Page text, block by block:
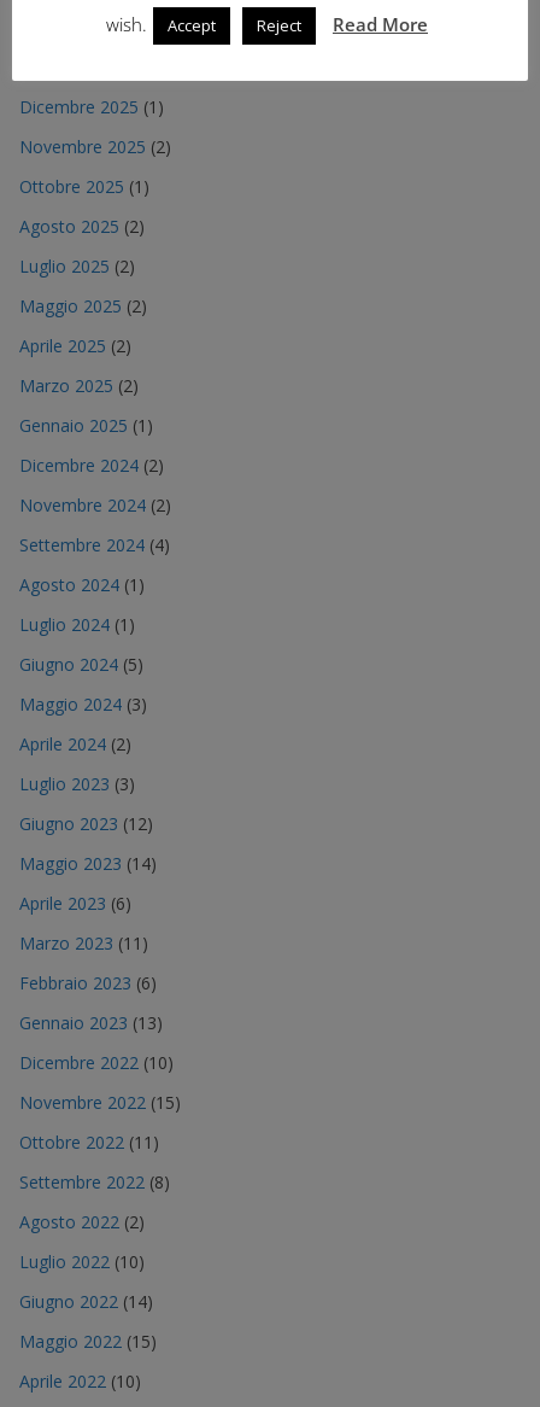
Marzo 2026(1)
Dicembre 2025 (1)
Novembre 2025 (2)
Ottobre 2025 (1)
Agosto 2025 (2)
Luglio 2025 (2)
Maggio 2025 (2)
Aprile 2025 (2)
Marzo 2025 (2)
Gennaio 2025 (1)
Dicembre 2024 (2)
Novembre 2024 (2)
Settembre 2024 (4)
Agosto 2024 (1)
Luglio 2024 (1)
Giugno 2024 (5)
Maggio 2024 (3)
Aprile 2024 (2)
Luglio 2023 (3)
Giugno 2023 (12)
Maggio 2023 (14)
Aprile 2023 (6)
Marzo 2023 (11)
Febbraio 2023 (6)
Gennaio 2023 (13)
Dicembre 2022 (10)
Novembre 2022 (15)
Ottobre 2022 (11)
Settembre 2022 (8)
Agosto 2022 (2)
Luglio 2022 (10)
Giugno 2022 (14)
Maggio 2022 (15)
Aprile 2022 (10)
wish.
Accept Reject Read More